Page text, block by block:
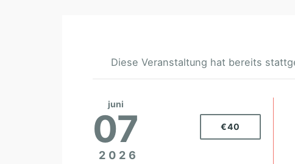
Diese Veranstaltung hat bereits
juni
07
2026
€40